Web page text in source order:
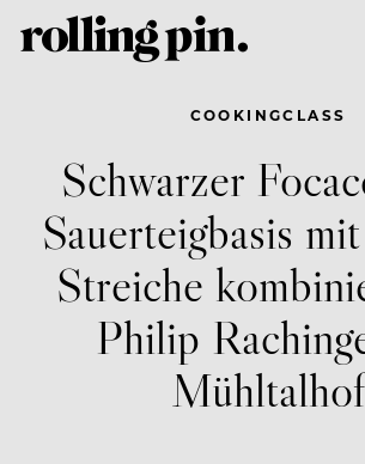
COOKINGCLASS
Schwarzer
Sauerteigbasis
Streiche
Philip
Mühltalhof